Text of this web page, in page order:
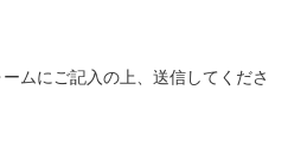
ムにご記入の上、送信してくださ